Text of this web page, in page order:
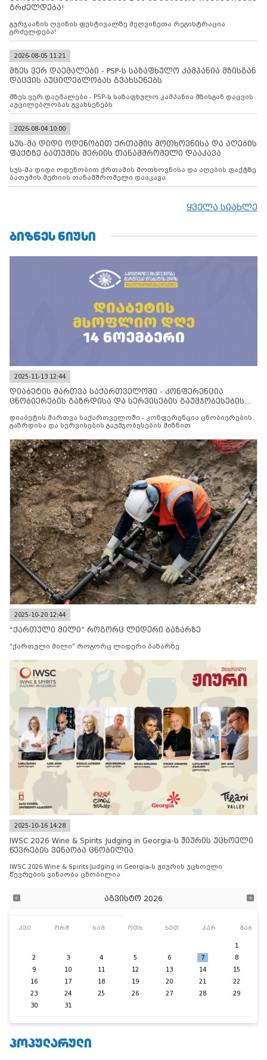
გრძელდება!
გურჯაანის ღვინის ფესტივალზე მეღვინეთა რეგისტრაცია
გრძელდება!
2026-08-05 11:21
მზეს ვერ დაემალები - PSP-ს საზაფხულო კამპანია მზისგან
დაცვის აუცილებლობას გვახსენებს
მზეს ვერ დაემალები - PSP-ს საზაფხულო კამპანია მზისგან დაცვის
აუცილებლობას გვახსენებს
2026-08-04 10:00
სუს-მა დიდი ოდენობით ქრთამის მოთხოვნისა და აღების
ფაქტზე ბათუმის მერიის თანამშრომელი დააკავა
სუს-მა დიდი ოდენობით ქრთამის მოთხოვნისა და აღების ფაქტზე
ბათუმის მერიის თანამშრომელი დააკავა
ყველა სიახლე
ᲑᲘᲖᲜᲔᲡ ᲜᲘᲣᲡᲘ
2025-11-13 12:44
დიაბეტის მართვა საქართველოში - კონფერენცია
ცნობიერების გაზრდისა და სერვისების გაუმჯობესების
დიაბეტის მართვა საქართველოში - კონფერენცია ცნობიერების
გაზრდისა და სერვისების გაუმჯობესების მიზნით
2025-10-20 12:44
“ქართული მილი” როგორც ლიდერი ბაზარზე
“ქართული მილი” როგორც ლიდერი ბაზარზე
2025-10-16 14:28
IWSC 2026 Wine & Spirits Judging in Georgia-ს ჟიურის უცხოელი
წევრების ვინაობა ცნობილია
IWSC 2026 Wine & Spirits Judging in Georgia-ს ჟიურის უცხოელი
წევრების ვინაობა ცნობილია
აგვისტო 2026
კვი ორშ სამ ოთხ ხუთ პარ შაბ
1
2
3 4 5 6 7
8
9
10 11 12 13 14
15
16
17 18 19 20 21
22
23
24 25 26 27 28
29
30
31
ᲞᲝᲞᲣᲚᲐᲠᲣᲚᲘ